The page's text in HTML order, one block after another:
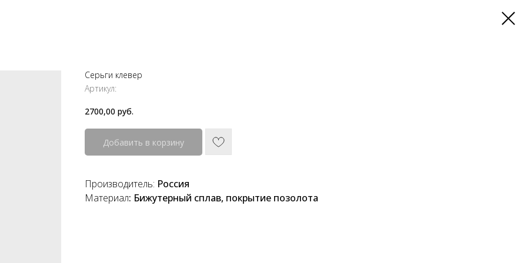
Серьги клевер
Артикул:
2700,00 руб.
Добавить в корзину
Производитель: Россия
Материал: Бижутерный сплав, покрытие позолота